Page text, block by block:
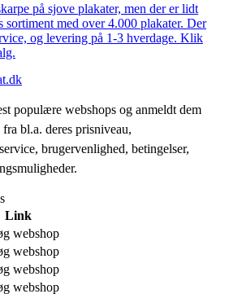
på sjove plakater, men der er lidt
sortiment med over 4.000 plakater. Der
og levering på 1-3 hverdage. Klik
populære webshops og anmeldt dem
bl.a. deres prisniveau,
brugervenlighed, betingelser,
Link
webshop
webshop
webshop
webshop